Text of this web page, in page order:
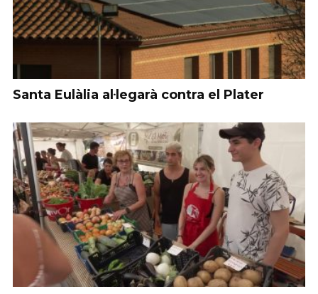
Santa Eulàlia al·legarà contra el Plater